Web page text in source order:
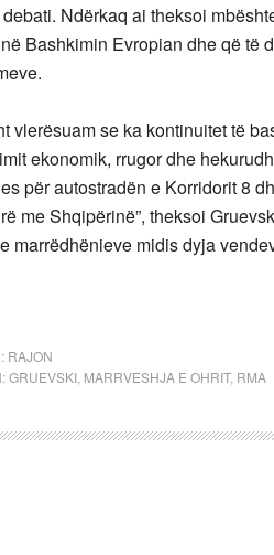
Ndërkaq ai theksoi
Bashkimin Evropian dhe që të
vlerësuam se ka kontinuitet të
ekonomik, rrugor dhe
për autostradën e Korridorit 8
me Shqipërinë”, theksoi
marrëdhënieve midis dyja
RAJON
GRUEVSKI MARRVESHJA E OHRIT, RMA